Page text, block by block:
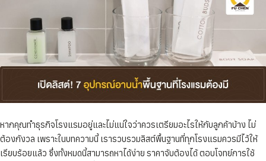
หากคุณทำธุรกิจโรงแรมอยู่และไม่แน่ใจว่าควรเตรียมอะไรให้กับลูกค้าบ้าง ไม่
ต้องกังวล เพราะในบทความนี้ เรารวบรวมลิสต์พื้นฐานที่ทุกโรงแรมควรมีไว้ให้
เรียบร้อยแล้ว ซึ่งทั้งหมดนี้สามารถหาได้ง่าย ราคาจับต้องได้ ตอบโจทย์การใช้